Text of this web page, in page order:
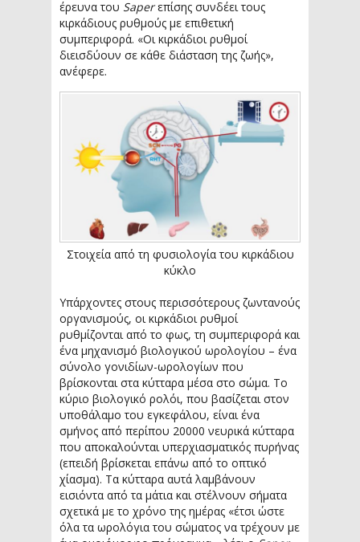
έρευνα του Saperεπίσης συνδέει τους
κιρκάδιους ρυθμούς με επιθετική
συμπεριφορά. «Οι κιρκάδιοι ρυθμοί
διεισδύουν σε κάθε διάσταση της ζωής»,
ανέφερε.
Στοιχεία από τη φυσιολογία του κιρκάδιου
κύκλο
Υπάρχοντες στους περισσότερους ζωντανούς
οργανισμούς, οι κιρκάδιοι ρυθμοί
ρυθμίζονται από το φως, τη συμπεριφορά και
ένα μηχανισμό βιολογικού ωρολογίου – ένα
σύνολο γονιδίων-ωρολογίων που
βρίσκονται στα κύτταρα μέσα στο σώμα. Το
κύριο βιολογικό ρολόι, που βασίζεται στον
υποθάλαμο του εγκεφάλου, είναι ένα
σμήνος από περίπου 20000 νευρικά κύτταρα
που αποκαλούνται υπερχιασματικός πυρήνας
(επειδή βρίσκεται επάνω από το οπτικό
χίασμα). Τα κύτταρα αυτά λαμβάνουν
εισιόντα από τα μάτια και στέλνουν σήματα
σχετικά με το χρόνο της ημέρας «έτσι ώστε
όλα τα ωρολόγια του σώματος να τρέχουν με